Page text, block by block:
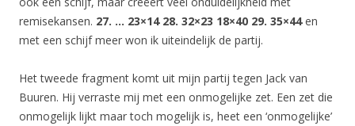
remisekansen. 27. … 23×14 28. 32×23 18×40 29. 35×44en
met een schijf meer won ik uiteindelijk de partij.
Het tweede fragment komt uit mijn partij tegen Jack van
Buuren. Hij verraste mij met een onmogelijke zet. Een zet die
onmogelijk lijkt maar toch mogelijk is, heet een ‘onmogelijke’